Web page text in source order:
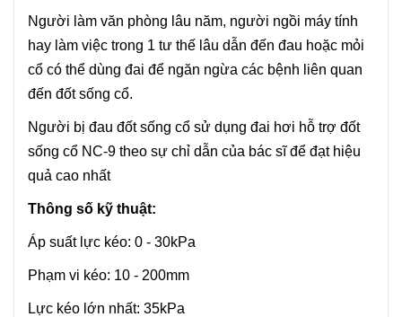
Người làm văn phòng lâu năm, người ngồi máy tính
hay làm việc trong 1 tư thế lâu dẫn đến đau hoặc mỏi
cổ có thể dùng đai để ngăn ngừa các bệnh liên quan
đến đốt sống cổ.
Người bị đau đốt sống cổ sử dụng đai hơi hỗ trợ đốt
sống cổ NC-9 theo sự chỉ dẫn của bác sĩ để đạt hiệu
quả cao nhất
Thông số kỹ thuật:
Áp suất lực kéo: 0 - 30kPa
Phạm vi kéo: 10 - 200mm
Lực kéo lớn nhất: 35kPa